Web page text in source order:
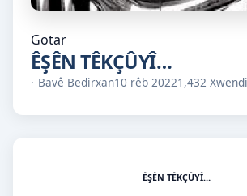
Gotar
ÊŞÊN TÊKÇÛYÎ…
Bavê Bedirxan10 rêb 20221,432
ÊŞÊN TÊKÇÛYÎ…